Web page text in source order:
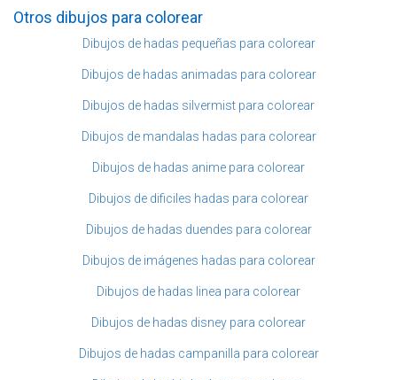
Otros dibujos para colorear
Dibujos de hadas pequeñas para colorear
Dibujos de hadas animadas para colorear
Dibujos de hadas silvermist para colorear
Dibujos de mandalas hadas para colorear
Dibujos de hadas anime para colorear
Dibujos de dificiles hadas para colorear
Dibujos de hadas duendes para colorear
Dibujos de imágenes hadas para colorear
Dibujos de hadas linea para colorear
Dibujos de hadas disney para colorear
Dibujos de hadas campanilla para colorear